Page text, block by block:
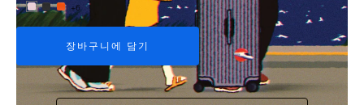
+6
장바구니에 담기